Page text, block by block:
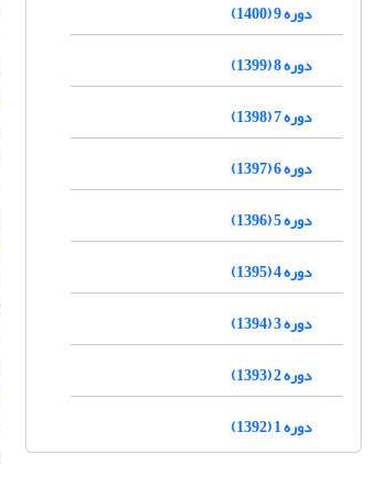
دوره 9 (1400)
دوره 8 (1399)
دوره 7 (1398)
دوره 6 (1397)
دوره 5 (1396)
دوره 4 (1395)
دوره 3 (1394)
دوره 2 (1393)
دوره 1 (1392)